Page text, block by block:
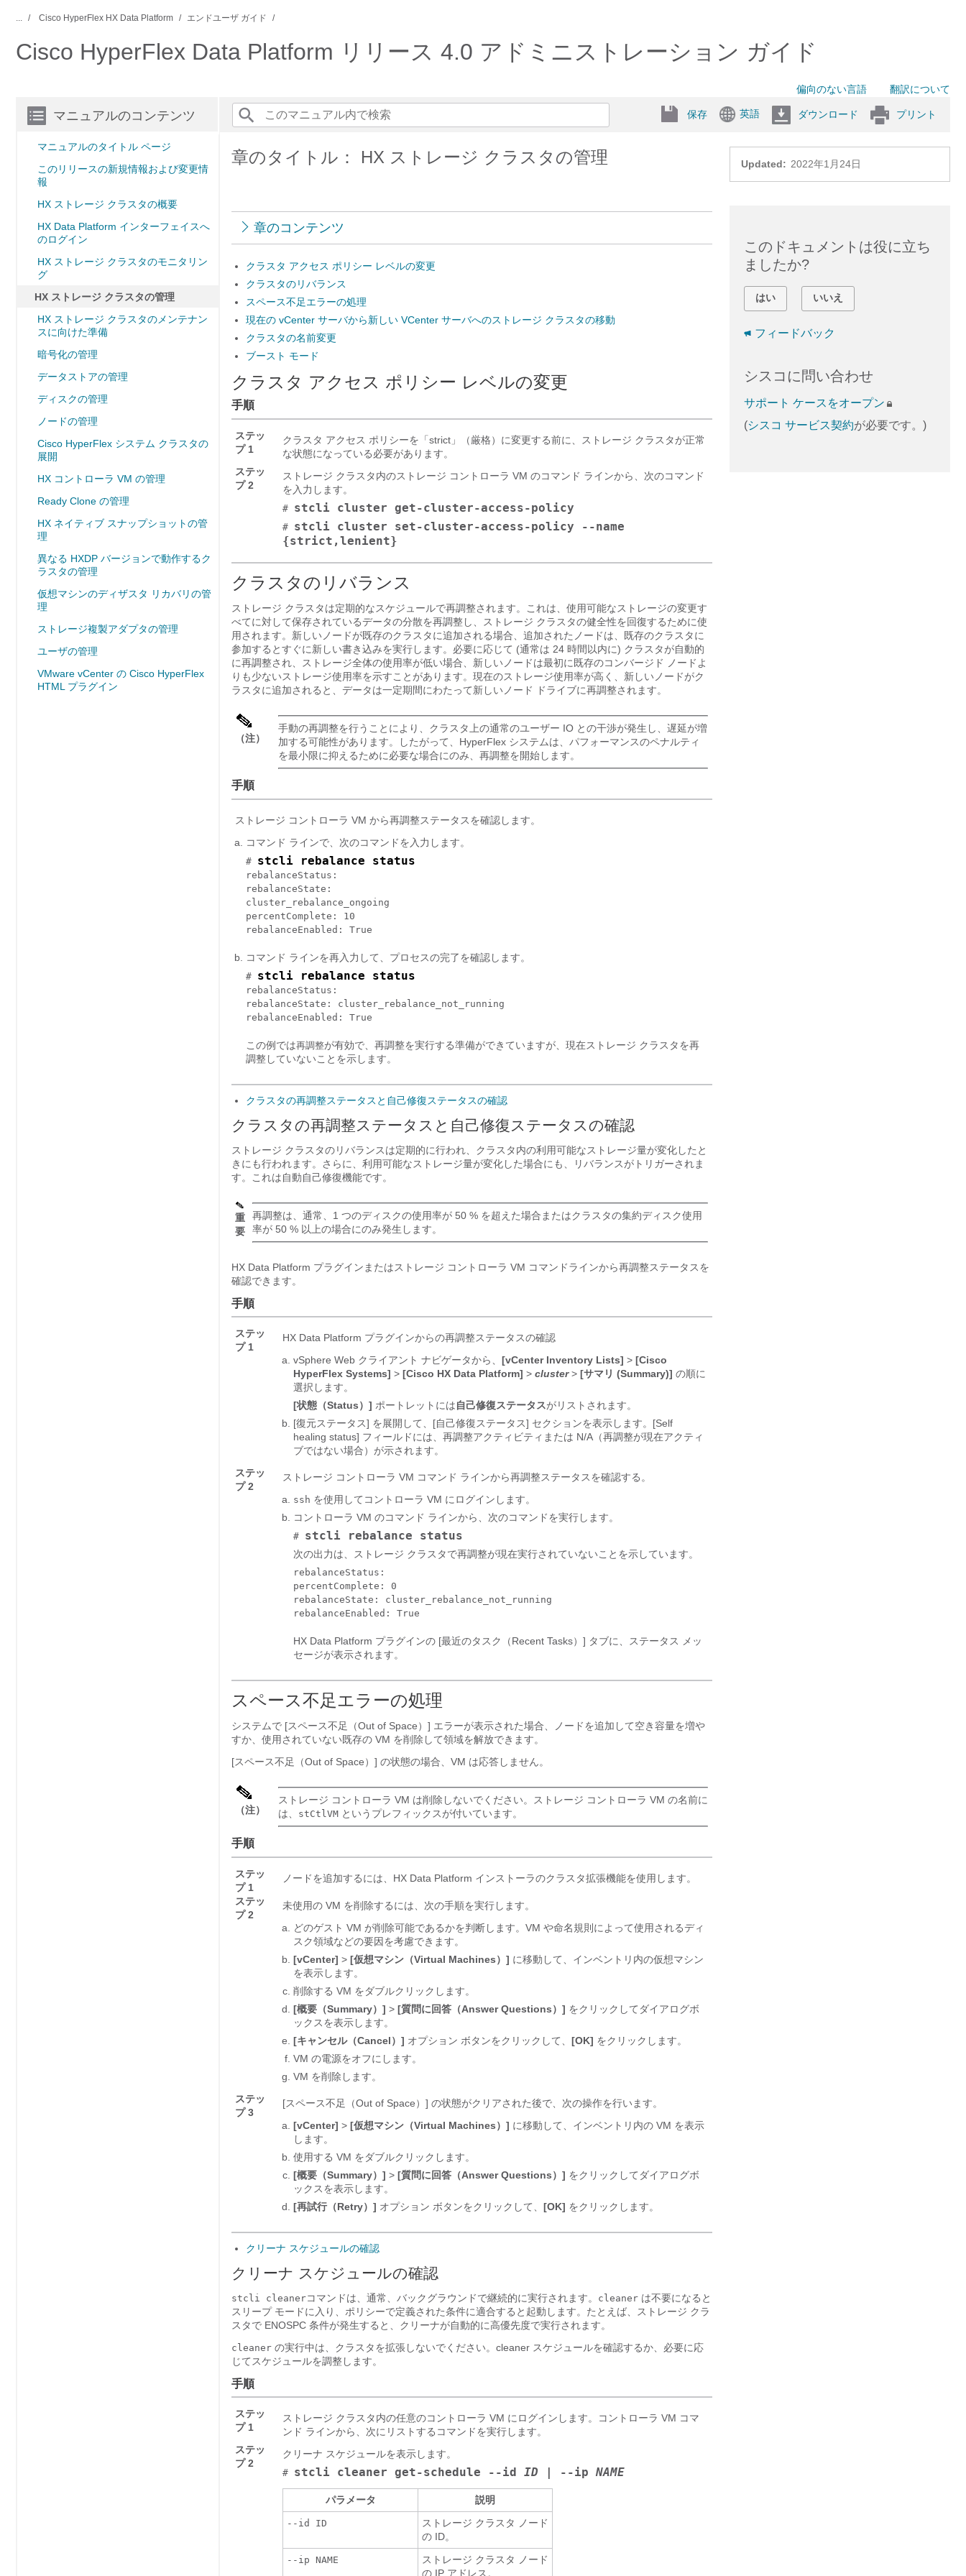
... Cisco HyperFlex HX Data Platform エンドユーザ ガイド
Cisco HyperFlex Data Platform リリース 4.0 アドミニストレーション ガイド
偏向のない言語 翻訳について
マニュアルのコンテンツ
マニュアルのタイトル ページ
このリリースの新規情報および変更情
報
HX ストレージ クラスタの概要
HX Data Platform インターフェイスへ
のログイン
HX ストレージ クラスタのモニタリン
グ
HX ストレージ クラスタの管理
HX ストレージ クラスタのメンテナン
スに向けた準備
暗号化の管理
データストアの管理
ディスクの管理
ノードの管理
Cisco HyperFlex システム クラスタの
展開
HX コントローラ VM の管理
Ready Clone の管理
HX ネイティブ スナップショットの管
理
異なる HXDP バージョンで動作するク
ラスタの管理
仮想マシンのディザスタ リカバリの管
理
ストレージ複製アダプタの管理
ユーザの管理
VMware vCenter の Cisco HyperFlex
HTML プラグイン
保存 英語 ダウンロード プリント
Updated: 2022年1月24日
章のタイトル： HX ストレージ クラスタの管理
章のコンテンツ
クラスタ アクセス ポリシー レベルの変更
クラスタのリバランス
スペース不足エラーの処理
現在の vCenter サーバから新しい VCenter サーバへのストレージ クラスタの移動
クラスタの名前変更
ブースト モード
クラスタ アクセス ポリシー レベルの変更
手順
ステッ
プ 1
クラスタ アクセス ポリシーを「strict」（厳格）に変更する前に、ストレージ クラスタが正常
な状態になっている必要があります。
ステッ
プ 2
ストレージ クラスタ内のストレージ コントローラ VM のコマンド ラインから、次のコマンド
を入力します。
# stcli cluster get-cluster-access-policy
# stcli cluster set-cluster-access-policy --name
{strict,lenient}
クラスタのリバランス
ストレージ クラスタは定期的なスケジュールで再調整されます。これは、使用可能なストレージの変更す
べてに対して保存されているデータの分散を再調整し、ストレージ クラスタの健全性を回復するために使
用されます。新しいノードが既存のクラスタに追加される場合、追加されたノードは、既存のクラスタに
参加するとすぐに新しい書き込みを実行します。必要に応じて (通常は 24 時間以内に) クラスタが自動的
に再調整され、ストレージ全体の使用率が低い場合、新しいノードは最初に既存のコンバージド ノードよ
りも少ないストレージ使用率を示すことがあります。現在のストレージ使用率が高く、新しいノードがク
ラスタに追加されると、データは一定期間にわたって新しいノード ドライブに再調整されます。
（注）
手動の再調整を行うことにより、クラスタ上の通常のユーザー IO との干渉が発生し、遅延が増
加する可能性があります。したがって、HyperFlex システムは、パフォーマンスのペナルティ
を最小限に抑えるために必要な場合にのみ、再調整を開始します。
手順
ストレージ コントローラ VM から再調整ステータスを確認します。
コマンド ラインで、次のコマンドを入力します。
# stcli rebalance status
rebalanceStatus:
rebalanceState:
cluster_rebalance_ongoing
percentComplete: 10
rebalanceEnabled: True
コマンド ラインを再入力して、プロセスの完了を確認します。
# stcli rebalance status
rebalanceStatus:
rebalanceState: cluster_rebalance_not_running
rebalanceEnabled: True
この例では再調整が有効で、再調整を実行する準備ができていますが、現在ストレージ クラスタを再
調整していないことを示します。
クラスタの再調整ステータスと自己修復ステータスの確認
クラスタの再調整ステータスと自己修復ステータスの確認
ストレージ クラスタのリバランスは定期的に行われ、クラスタ内の利用可能なストレージ量が変化したと
きにも行われます。さらに、利用可能なストレージ量が変化した場合にも、リバランスがトリガーされま
す。これは自動自己修復機能です。
重
要
再調整は、通常、1 つのディスクの使用率が 50 % を超えた場合またはクラスタの集約ディスク使用
率が 50 % 以上の場合にのみ発生します。
HX Data Platform プラグインまたはストレージ コントローラ VM コマンドラインから再調整ステータスを
確認できます。
手順
ステッ
プ 1
HX Data Platform プラグインからの再調整ステータスの確認
vSphere Web クライアント ナビゲータから、 [vCenter Inventory Lists] > [Cisco
HyperFlex Systems] > [Cisco HX Data Platform] > cluster> [サマリ (Summary)] の順に
選択します。
[状態（Status）] ポートレットには自己修復ステータスがリストされます。
[復元ステータス] を展開して、[自己修復ステータス] セクションを表示します。[Self
healing status] フィールドには、再調整アクティビティまたは N/A（再調整が現在アクティ
ブではない場合）が示されます。
ステッ
プ 2
ストレージ コントローラ VM コマンド ラインから再調整ステータスを確認する。
ssh を使用してコントローラ VM にログインします。
コントローラ VM のコマンド ラインから、次のコマンドを実行します。
# stcli rebalance status
次の出力は、ストレージ クラスタで再調整が現在実行されていないことを示しています。
rebalanceStatus:
percentComplete: 0
rebalanceState: cluster_rebalance_not_running
rebalanceEnabled: True
HX Data Platform プラグインの [最近のタスク（Recent Tasks）] タブに、ステータス メッ
セージが表示されます。
スペース不足エラーの処理
システムで [スペース不足（Out of Space）] エラーが表示された場合、ノードを追加して空き容量を増や
すか、使用されていない既存の VM を削除して領域を解放できます。
[スペース不足（Out of Space）] の状態の場合、VM は応答しません。
（注）
ストレージ コントローラ VM は削除しないでください。ストレージ コントローラ VM の名前に
は、 stCtlVM というプレフィックスが付いています。
手順
ステッ
プ 1
ノードを追加するには、HX Data Platform インストーラのクラスタ拡張機能を使用します。
ステッ
プ 2
未使用の VM を削除するには、次の手順を実行します。
どのゲスト VM が削除可能であるかを判断します。VM や命名規則によって使用されるディ
スク領域などの要因を考慮できます。
[vCenter] > [仮想マシン（Virtual Machines）] に移動して、インベントリ内の仮想マシン
を表示します。
削除する VM をダブルクリックします。
[概要（Summary）] > [質問に回答（Answer Questions）] をクリックしてダイアログボ
ックスを表示します。
[キャンセル（Cancel）] オプション ボタンをクリックして、 [OK] をクリックします。
VM の電源をオフにします。
VM を削除します。
ステッ
プ 3
[スペース不足（Out of Space）] の状態がクリアされた後で、次の操作を行います。
[vCenter] > [仮想マシン（Virtual Machines）] に移動して、インベントリ内の VM を表示
します。
使用する VM をダブルクリックします。
[概要（Summary）] > [質問に回答（Answer Questions）] をクリックしてダイアログボ
ックスを表示します。
[再試行（Retry）] オプション ボタンをクリックして、 [OK] をクリックします。
クリーナ スケジュールの確認
クリーナ スケジュールの確認
stcli cleanerコマンドは、通常、バックグラウンドで継続的に実行されます。 cleaner は不要になると
スリープ モードに入り、ポリシーで定義された条件に適合すると起動します。たとえば、ストレージ クラ
スタで ENOSPC 条件が発生すると、クリーナが自動的に高優先度で実行されます。
cleaner の実行中は、クラスタを拡張しないでください。cleaner スケジュールを確認するか、必要に応
じてスケジュールを調整します。
手順
ステッ
プ 1
ストレージ クラスタ内の任意のコントローラ VM にログインします。コントローラ VM コマ
ンド ラインから、次にリストするコマンドを実行します。
ステッ
プ 2
クリーナ スケジュールを表示します。
# stcli cleaner get-schedule --id ID | --ip NAME
パラメータ 説明
--id ID
ストレージ クラスタ ノード
の ID。
--ip NAME
ストレージ クラスタ ノード
の IP アドレス。
このドキュメントは役に立ち
ましたか?
はい いいえ
フィードバック
シスコに問い合わせ
サポート ケースをオープン
(シスコ サービス契約が必要です。)